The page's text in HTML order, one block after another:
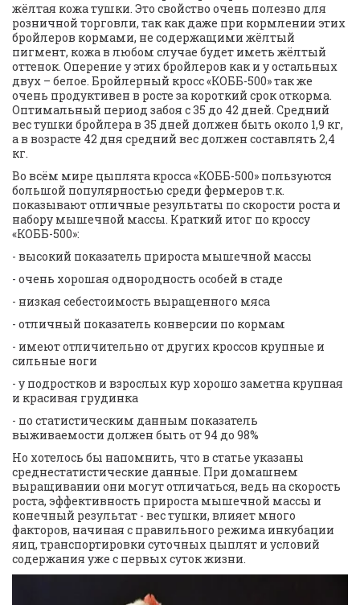
жёлтая кожа тушки. Это свойство очень полезно для
розничной торговли, так как даже при кормлении этих
бройлеров кормами, не содержащими жёлтый
пигмент, кожа в любом случае будет иметь жёлтый
оттенок. Оперение у этих бройлеров как и у остальных
двух – белое. Бройлерный кросс «КОББ-500» так же
очень продуктивен в росте за короткий срок откорма.
Оптимальный период забоя с 35 до 42 дней. Средний
вес тушки бройлера в 35 дней должен быть около 1,9 кг,
а в возрасте 42 дня средний вес должен составлять 2,4
кг.
Во всём мире цыплята кросса «КОББ-500» пользуются
большой популярностью среди фермеров т.к.
показывают отличные результаты по скорости роста и
набору мышечной массы. Краткий итог по кроссу
«КОББ-500»:
- высокий показатель прироста мышечной массы
- очень хорошая однородность особей в стаде
- низкая себестоимость выращенного мяса
- отличный показатель конверсии по кормам
- имеют отличительно от других кроссов крупные и
сильные ноги
- у подростков и взрослых кур хорошо заметна крупная
и красивая грудинка
- по статистическим данным показатель
выживаемости должен быть от 94 до 98%
Но хотелось бы напомнить, что в статье указаны
среднестатистические данные. При домашнем
выращивании они могут отличаться, ведь на скорость
роста, эффективность прироста мышечной массы и
конечный результат - вес тушки, влияет много
факторов, начиная с правильного режима инкубации
яиц, транспортировки суточных цыплят и условий
содержания уже с первых суток жизни.